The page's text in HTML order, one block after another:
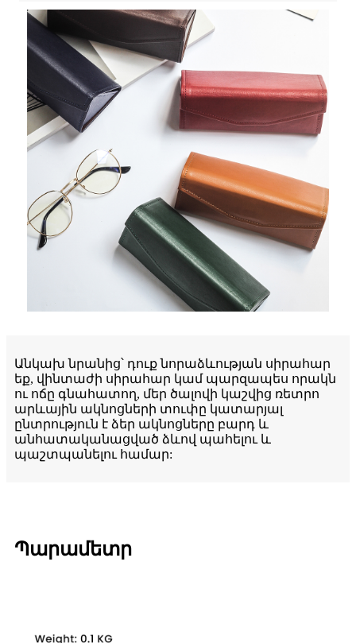
Անկախ նրանից՝ դուք նորաձևության սիրահար
եք, վինտաժի սիրահար կամ պարզապես որակն
ու ոճը գնահատող, մեր ծալովի կաշվից ռետրո
արևային ակնոցների տուփը կատարյալ
ընտրություն է ձեր ակնոցները բարդ և
անհատականացված ձևով պահելու և
պաշտպանելու համար:
Պարամետր